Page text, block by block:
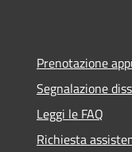
Prenotazione
Segnalazione
Leggi le FAQ
Richiesta